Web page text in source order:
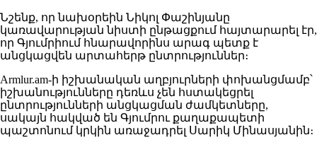
Նշենք, որ նախօրեին Նիկոլ Փաշինյանը
կառավարության նիստի ընթացքում հայտարարել էր,
որ Գյումրիում հնարավորինս արագ պետք է
անցկացվեն արտահերթ ընտրություններ։
Armlur.am-ի իշխանական աղբյուրների փոխանցմամբ՝
իշխանությունները դեռևս չեն հստակեցրել
ընտրությունների անցկացման ժամկետները,
սակայն հակված են Գյումրու քաղաքապետի
պաշտոնում կրկին առաջադրել Սարիկ Մինասյանին։